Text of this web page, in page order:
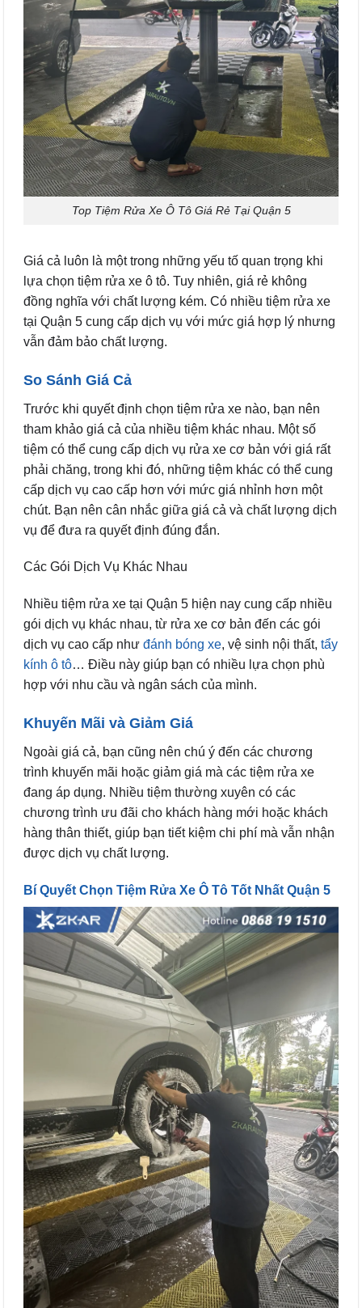
Top Tiệm Rửa Xe Ô Tô Giá Rẻ Tại Quận 5
Giá cả luôn là một trong những yếu tố quan trọng khi
lựa chọn tiệm rửa xe ô tô. Tuy nhiên, giá rẻ không
đồng nghĩa với chất lượng kém. Có nhiều tiệm rửa xe
tại Quận 5 cung cấp dịch vụ với mức giá hợp lý nhưng
vẫn đảm bảo chất lượng.
So Sánh Giá Cả
Trước khi quyết định chọn tiệm rửa xe nào, bạn nên
tham khảo giá cả của nhiều tiệm khác nhau. Một số
tiệm có thể cung cấp dịch vụ rửa xe cơ bản với giá rất
phải chăng, trong khi đó, những tiệm khác có thể cung
cấp dịch vụ cao cấp hơn với mức giá nhỉnh hơn một
chút. Bạn nên cân nhắc giữa giá cả và chất lượng dịch
vụ để đưa ra quyết định đúng đắn.
Các Gói Dịch Vụ Khác Nhau
Nhiều tiệm rửa xe tại Quận 5 hiện nay cung cấp nhiều
gói dịch vụ khác nhau, từ rửa xe cơ bản đến các gói
dịch vụ cao cấp như đánh bóng xe, vệ sinh nội thất, tẩy
kính ô tô… Điều này giúp bạn có nhiều lựa chọn phù
hợp với nhu cầu và ngân sách của mình.
Khuyến Mãi và Giảm Giá
Ngoài giá cả, bạn cũng nên chú ý đến các chương
trình khuyến mãi hoặc giảm giá mà các tiệm rửa xe
đang áp dụng. Nhiều tiệm thường xuyên có các
chương trình ưu đãi cho khách hàng mới hoặc khách
hàng thân thiết, giúp bạn tiết kiệm chi phí mà vẫn nhận
được dịch vụ chất lượng.
Bí Quyết Chọn Tiệm Rửa Xe Ô Tô Tốt Nhất Quận 5